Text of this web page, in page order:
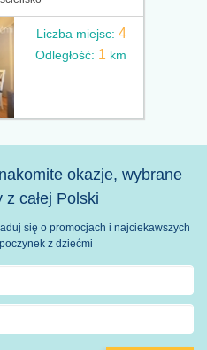
Liczba miejsc: 4
Odległość: 1 km
okazje, wybrane
całej Polski
się o promocjach i najciekawszych
z dziećmi